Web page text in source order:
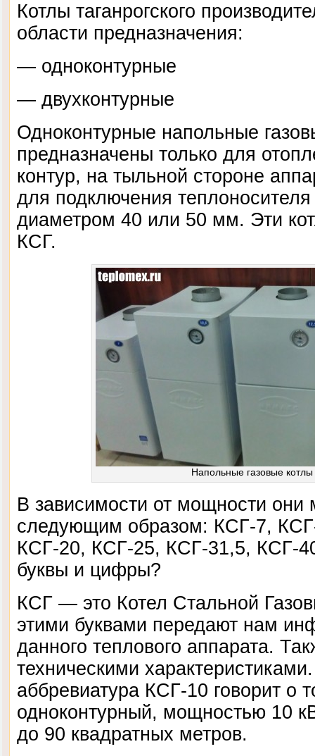
Котлы таганрогского
области предназначения:
— одноконтурные
— двухконтурные
Одноконтурные напольные
предназначены только для
контур, на тыльной стороне
для подключения
диаметром 40 или 50 мм. Эти
КСГ.
Напольные газовые
В зависимости от мощности они
следующим образом: КСГ-7,
КСГ-20, КСГ-25, КСГ-31,5, КСГ-
буквы и цифры?
КСГ — это Котел Стальной
этими буквами передают нам
данного теплового аппарата.
техническими
аббревиатура КСГ-10 говорит о
одноконтурный, мощностью 10
до 90 квадратных метров.